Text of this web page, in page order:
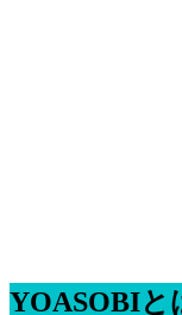
YOASOBIと